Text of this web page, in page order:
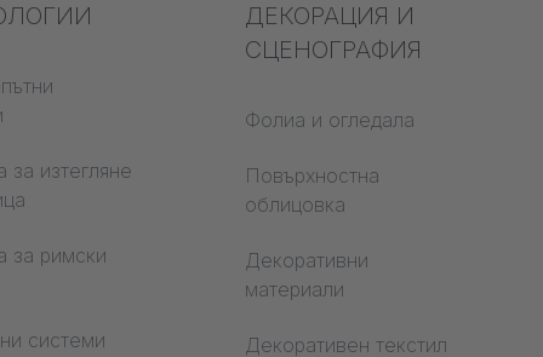
Акустика
Open Space Office
Архитектура
за изтегляне
за римски
системи
ДЕКОРАЦИЯ И
СЦЕНОГРАФИЯ
Фолиа и огледала
Повърхностна
облицовка
Декоративни
материали
Декоративен текстил